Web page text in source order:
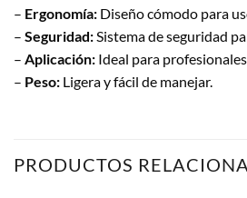
– Ergonomía: Diseño cómodo para
– Seguridad: Sistema de seguridad
– Aplicación: Ideal para
– Peso: Ligera y fácil de manejar.
PRODUCTOS